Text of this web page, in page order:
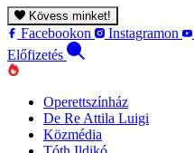
Kövess minket!
Facebookon Instagramon
Előfizetés
Operettszínház
De Re Attila Luigi
Közmédia